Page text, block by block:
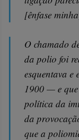
[ênfase
O chamado
da polio foi
esquentava e
1900 — e que
política da
da
que a